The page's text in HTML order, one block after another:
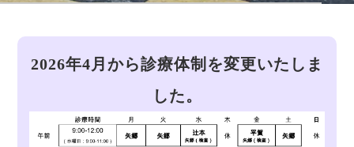
2026年4月から診療体制を変更いたしま
した。